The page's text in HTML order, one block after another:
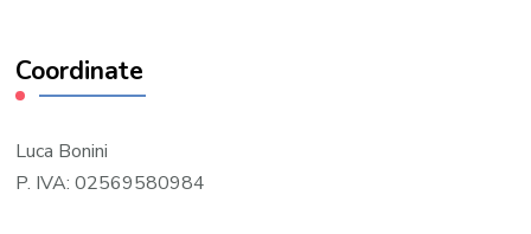
Coordinate
Luca Bonini
P. IVA: 02569580984